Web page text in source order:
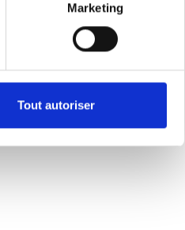
Marketing
Tout autoriser